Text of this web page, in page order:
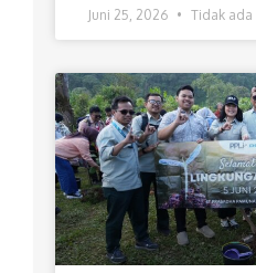
Juni 25, 2026 Tidak ada